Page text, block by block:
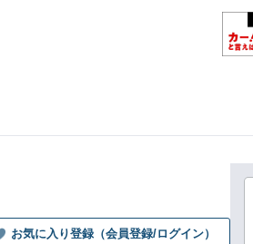
お気に入り登録（会員登録/ログイン）